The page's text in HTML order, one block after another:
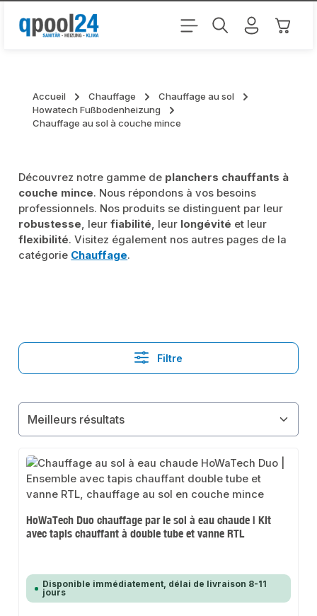
Passer au contenu principal Le
Accueil Chauffage
Chauffage au sol
Howatech Fußbodenheizung
Chauffage au sol à couche mince
Découvrez notre gamme de planchers chauffants à
couche mince. Nous répondons à vos besoins
professionnels. Nos produits se distinguent par leur
robustesse, leurfiabilité, leur longévité et leur
flexibilité. Visitez également nos autres pages de la
catégorie Chauffage.
Filtre
HoWaTech Duo chauffage par le sol à eau chaude | Kit
avec tapis chauffant à double tube et vanne RTL
Disponible immédiatement, délai de livraison 8-11
jours